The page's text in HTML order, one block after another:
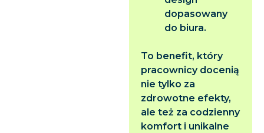
dopasowany
do biura.
To benefit, który
pracownicy docenią
nie tylko za
zdrowotne efekty,
ale też za codzienny
komfort i unikalne